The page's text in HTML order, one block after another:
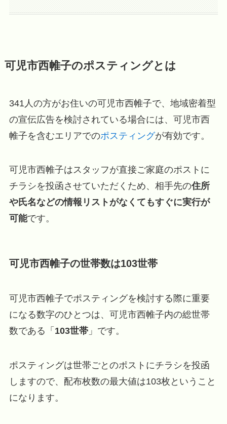
可児市西帷子のポスティングとは
341人の方がお住いの可児市西帷子で、地域密着型
の宣伝広告を検討されている場合には、可児市西
帷子を含むエリアでのポスティングが有効です。
可児市西帷子はスタッフが直接ご家庭のポストに
チラシを投函させていただくため、相手先の住所
や氏名などの情報リストがなくてもすぐに実行が
可能です。
可児市西帷子の世帯数は103世帯
可児市西帷子でポスティングを検討する際に重要
になる数字のひとつは、可児市西帷子内の総世帯
数である「 103世帯」です。
ポスティングは世帯ごとのポストにチラシを投函
しますので、配布枚数の最大値は103枚ということ
になります。